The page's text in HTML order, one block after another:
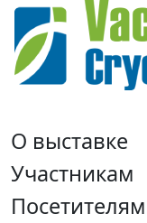
О выставке
Участникам
Посетителям